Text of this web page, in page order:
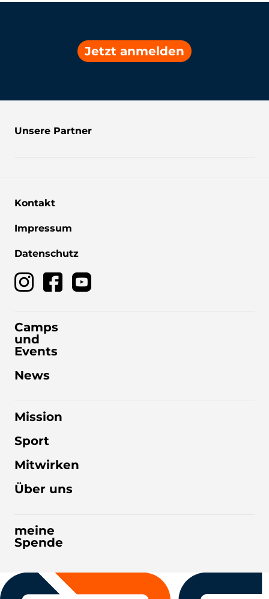
Jetzt anmelden
Unsere Partner
Kontakt
Impressum
Datenschutz
Camps
und
Events
News
Mission
Sport
Mitwirken
Über uns
meine
Spende